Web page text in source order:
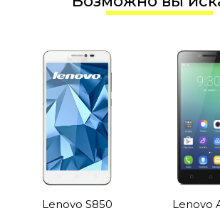
Lenovo S850 Lenovo